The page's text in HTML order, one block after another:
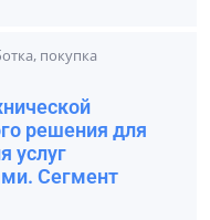
покупка
решения для
услуг
Сегмент